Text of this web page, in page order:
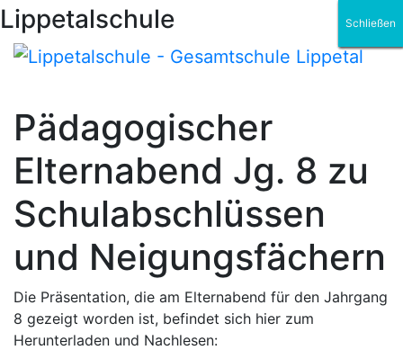
Lippetalschule
Pädagogischer
Elternabend Jg. 8 zu
Schulabschlüssen
und Neigungsfächern
Die Präsentation, die am Elternabend für den Jahrgang
8 gezeigt worden ist, befindet sich hier zum
Herunterladen und Nachlesen:
Schließen
Schließen
Schließen
Schließen
Schließen
Schließen